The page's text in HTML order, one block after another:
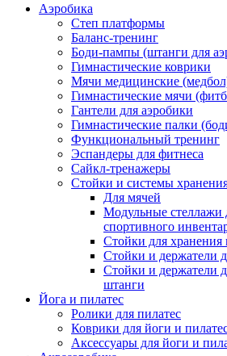
Аэробика
Степ платформы
Баланс-тренинг
Боди-пампы (штанги для
Гимнастические коврики
Мячи медицинские
Гимнастические мячи
Гантели для аэробики
Гимнастические палки
Функциональный тренинг
Эспандеры для фитнеса
Сайкл-тренажеры
Стойки и системы
Для мячей
Модульные стеллажи
спортивного
Стойки для хранения
Стойки и держатели
Стойки и держатели
штанги
Йога и пилатес
Ролики для пилатес
Коврики для йоги и
Аксессуары для йоги и